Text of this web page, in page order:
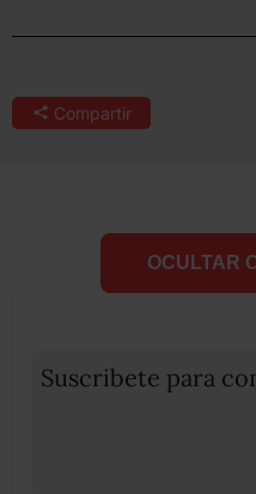
Compartir
OCULTAR
Suscribete para